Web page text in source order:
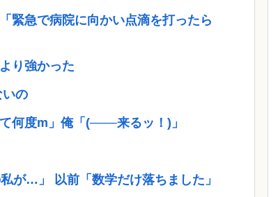
緊急で病院に向かい点滴を打ったら
り強かった
の
何度m」俺「(───来るッ！)」
が…」 以前「数学だけ落ちました」